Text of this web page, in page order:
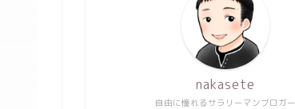
自由に憧れるサラリーマンブロガー
nakasete